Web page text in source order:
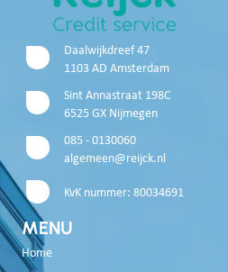
Daalwijkdreef 47
1103 AD Amsterdam
Sint Annastraat 198C
6525 GX Nijmegen
085 - 0130060
algemeen@reijck.nl
KvK nummer: 80034691
MENU
Home